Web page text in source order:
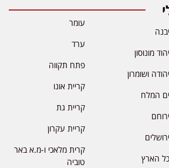
יבנה
יהוד מונוסון
יהודה ושומרון
ים המלח
ירוחם
ירושלים
כל הארץ
עומר
ערד
פתח תקווה
קריית אונו
קריית גת
קריית עקרון
קרית מלאכי ו-מ.א באר
טוביה